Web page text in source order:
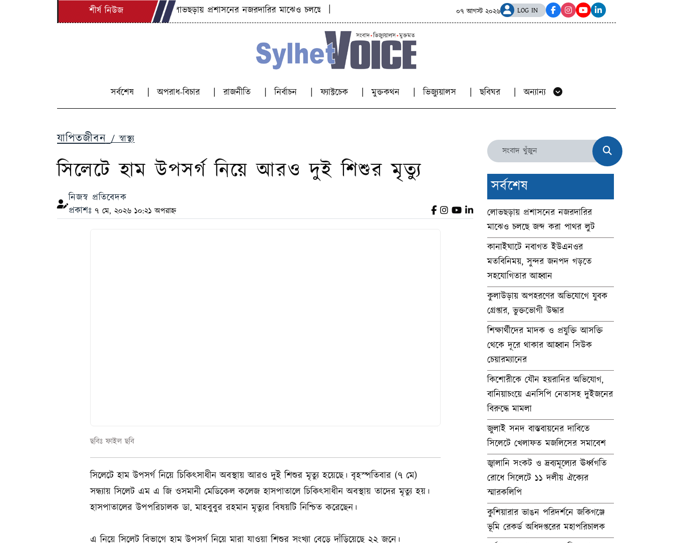
শীর্ষ নিউজ লোভছড়ায় প্রশাসনের নজরদারির মাঝেও চলছে জব্দ করা পাথর লুট কিশোরীকে যৌন হয়রানির অভিযোগ, বানিয়াচংয়ে এনসিপি নেতাসহ দুইজনের
| ০৭ আগস্ট ২০২৬ LOG IN
সর্বশেষ অপরাধ-বিচার রাজনীতি নির্বাচন ফ্যাক্টচেক মুক্তকথন ভিজ্যুয়ালস ছবিঘর অন্যান্য
যাপিতজীবন / স্বাস্থ্য
সিলেটে হাম উপসর্গ নিয়ে আরও দুই শিশুর মৃত্যু
নিজস্ব প্রতিবেদক
প্রকাশঃ ৭ মে, ২০২৬ ১০:২১ অপরাহ্ন
ছবিঃ ফাইল ছবি
সিলেটে হাম উপসর্গ নিয়ে চিকিৎসাধীন অবস্থায় আরও দুই শিশুর মৃত্যু হয়েছে। বৃহস্পতিবার (৭ মে)
সন্ধ্যায় সিলেট এম এ জি ওসমানী মেডিকেল কলেজ হাসপাতালে চিকিৎসাধীন অবস্থায় তাদের মৃত্যু হয়।
হাসপাতালের উপপরিচালক ডা. মাহবুবুর রহমান মৃত্যুর বিষয়টি নিশ্চিত করেছেন।
এ নিয়ে সিলেট বিভাগে হাম উপসর্গ নিয়ে মারা যাওয়া শিশুর সংখ্যা বেড়ে দাঁড়িয়েছে ২২ জনে।
সর্বশেষ
লোভছড়ায় প্রশাসনের নজরদারির
মাঝেও চলছে জব্দ করা পাথর লুট
কানাইঘাটে নবাগত ইউএনওর
মতবিনিময়, সুন্দর জনপদ গড়তে
সহযোগিতার আহ্বান
কুলাউড়ায় অপহরণের অভিযোগে যুবক
গ্রেপ্তার, ভুক্তভোগী উদ্ধার
শিক্ষার্থীদের মাদক ও প্রযুক্তি আসক্তি
থেকে দূরে থাকার আহ্বান সিউক
চেয়ারম্যানের
কিশোরীকে যৌন হয়রানির অভিযোগ,
বানিয়াচংয়ে এনসিপি নেতাসহ দুইজনের
বিরুদ্ধে মামলা
জুলাই সনদ বাস্তবায়নের দাবিতে
সিলেটে খেলাফত মজলিসের সমাবেশ
জ্বালানি সংকট ও দ্রব্যমূল্যের ঊর্ধ্বগতি
রোধে সিলেটে ১১ দলীয় ঐক্যের
স্মারকলিপি
কুশিয়ারার ভাঙন পরিদর্শনে জকিগঞ্জে
ভূমি রেকর্ড অধিদপ্তরের মহাপরিচালক